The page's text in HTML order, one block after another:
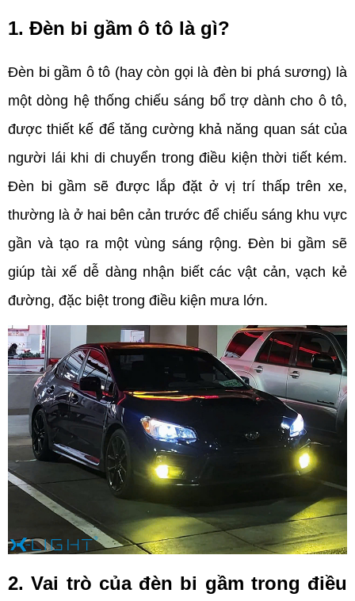
1. Đèn bi gầm ô tô là gì?
Đèn bi gầm ô tô (hay còn gọi là đèn bi phá sương) là
một dòng hệ thống chiếu sáng bổ trợ dành cho ô tô,
được thiết kế để tăng cường khả năng quan sát của
người lái khi di chuyển trong điều kiện thời tiết kém.
Đèn bi gầm sẽ được lắp đặt ở vị trí thấp trên xe,
thường là ở hai bên cản trước để chiếu sáng khu vực
gần và tạo ra một vùng sáng rộng. Đèn bi gầm sẽ
giúp tài xế dễ dàng nhận biết các vật cản, vạch kẻ
đường, đặc biệt trong điều kiện mưa lớn.
2. Vai trò của đèn bi gầm trong điều